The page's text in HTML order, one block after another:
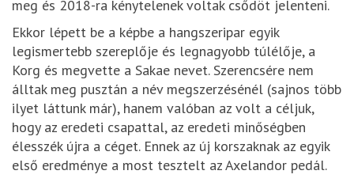
meg és 2018-ra kénytelenek voltak csődöt jelenteni.
Ekkor lépett be a képbe a hangszeripar egyik
legismertebb szereplője és legnagyobb túlélője, a
Korg és megvette a Sakae nevet. Szerencsére nem
álltak meg pusztán a név megszerzésénél (sajnos több
ilyet láttunk már), hanem valóban az volt a céljuk,
hogy az eredeti csapattal, az eredeti minőségben
élesszék újra a céget. Ennek az új korszaknak az egyik
első eredménye a most tesztelt az Axelandor pedál.